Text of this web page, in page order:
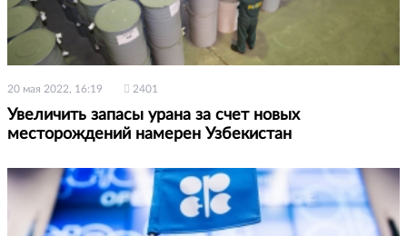
20 мая 2022, 16:19 2401
Увеличить запасы урана за счет новых
месторождений намерен Узбекистан